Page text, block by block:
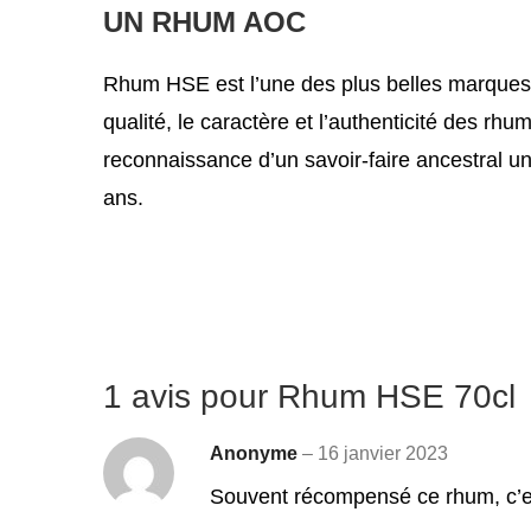
UN RHUM AOC
Rhum HSE est l’une des plus belles
qualité, le caractère et l’authenticité des
reconnaissance d’un savoir-faire ancestral
ans.
1 avis pour Rhum HSE 70cl
Anonyme – 16 janvier 2023
Souvent récompensé ce rhum,